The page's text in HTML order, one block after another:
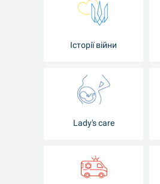
Історії війни
Lady's care